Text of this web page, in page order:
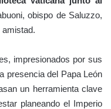
obispo de Saluzzo,
amistad.
impresionados por sus
presencia del Papa León
un herramienta clave
planeando el Imperio